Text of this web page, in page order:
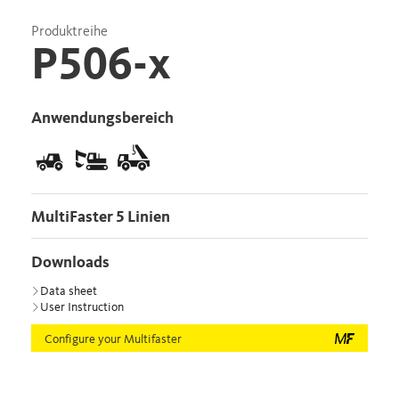
Produktreihe
P506-x
Anwendungsbereich
MultiFaster 5 Linien
Downloads
Data sheet
User Instruction
Configure your Multifaster